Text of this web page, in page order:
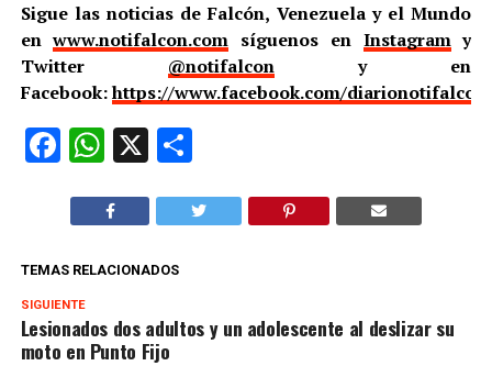
Sigue las noticias de Falcón, Venezuela y el Mundo
enwww.notifalcon.com síguenos en Instagramy
Twitter @notifalcony en
Facebook:https://www.facebook.com/
Facebook
WhatsApp
X
TEMAS RELACIONADOS
SIGUIENTE
Lesionados dos adultos y un adolescente al deslizar su
moto en Punto Fijo